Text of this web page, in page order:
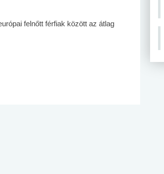
felnőtt férfiak között az átlag